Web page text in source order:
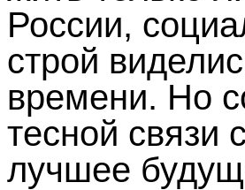
России,
строй
времени. Но
тесной связи
лучшее